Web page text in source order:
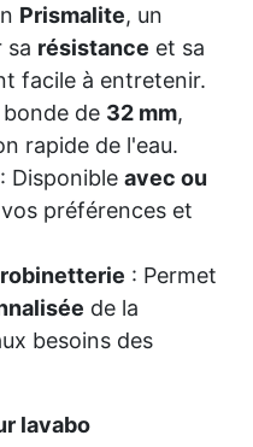
Prismalite, un
sa résistance et sa
facile à entretenir.
bonde de 32 mm,
rapide de l'eau.
: Disponible avec ou
préférences et
: Permet
de la
besoins des
lavabo